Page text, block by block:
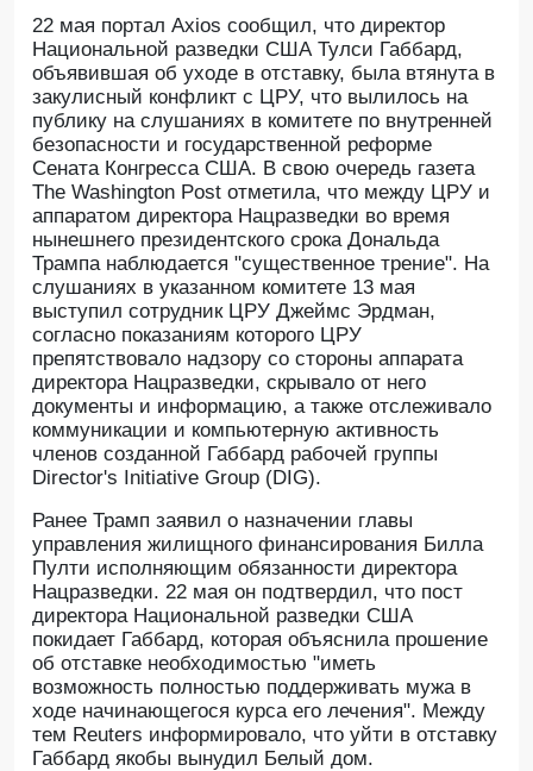
22 мая портал Axios сообщил, что директор
Национальной разведки США Тулси Габбард,
объявившая об уходе в отставку, была втянута в
закулисный конфликт с ЦРУ, что вылилось на
публику на слушаниях в комитете по внутренней
безопасности и государственной реформе
Сената Конгресса США. В свою очередь газета
The Washington Post отметила, что между ЦРУ и
аппаратом директора Нацразведки во время
нынешнего президентского срока Дональда
Трампа наблюдается "существенное трение". На
слушаниях в указанном комитете 13 мая
выступил сотрудник ЦРУ Джеймс Эрдман,
согласно показаниям которого ЦРУ
препятствовало надзору со стороны аппарата
директора Нацразведки, скрывало от него
документы и информацию, а также отслеживало
коммуникации и компьютерную активность
членов созданной Габбард рабочей группы
Director's Initiative Group (DIG).
Ранее Трамп заявил о назначении главы
управления жилищного финансирования Билла
Пулти исполняющим обязанности директора
Нацразведки. 22 мая он подтвердил, что пост
директора Национальной разведки США
покидает Габбард, которая объяснила прошение
об отставке необходимостью "иметь
возможность полностью поддерживать мужа в
ходе начинающегося курса его лечения". Между
тем Reuters информировало, что уйти в отставку
Габбард якобы вынудил Белый дом.